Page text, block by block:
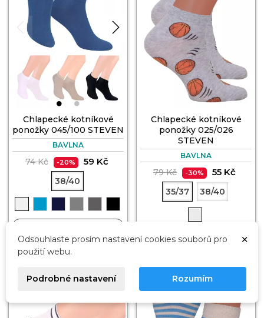
Chlapecké kotníkové
ponožky 045/100 STEVEN
BAVLNA
74 Kč -20% 59 Kč
38/40
Chlapecké kotníkové
ponožky 025/026
STEVEN
BAVLNA
79 Kč -30% 55 Kč
35/37 38/40
 DO KOŠÍKU
3 PÁRY🎁 3 PÁRY🎁
×
Odsouhlaste prosím nastavení cookies souborů pro
použití webu.
Podrobné nastavení Rozumím